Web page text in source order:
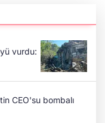
vurdu:
CEO'su bombalı